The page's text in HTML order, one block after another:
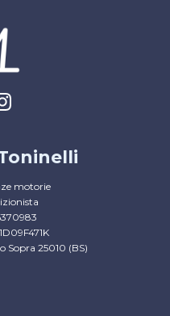
motorie
Sopra 25010 (BS)